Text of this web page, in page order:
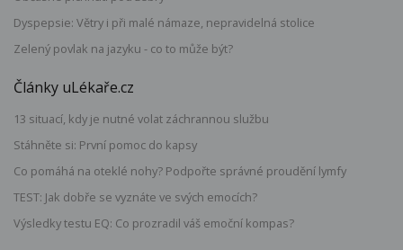
Dyspepsie: Větry i při malé námaze, nepravidelná stolice
Zelený povlak na jazyku - co to může být?
Články uLékaře.cz
13 situací, kdy je nutné volat záchrannou službu
Stáhněte si: První pomoc do kapsy
Co pomáhá na oteklé nohy? Podpořte správné proudění lymfy
TEST: Jak dobře se vyznáte ve svých emocích?
Výsledky testu EQ: Co prozradil váš emoční kompas?